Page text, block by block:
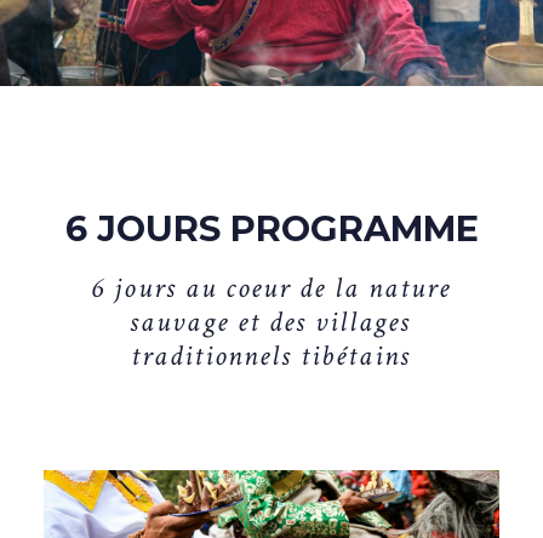
6 JOURS PROGRAMME
6 jours au coeur de la nature
sauvage et des villages
traditionnels tibétains